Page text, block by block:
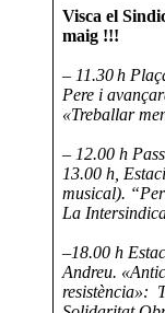
Visca el
maig !!!
– 11.30 h
Pere i
«Treballar
– 12.00 h
13.00 h,
musical).
La
–18.00 h
Andreu.
resistència»: